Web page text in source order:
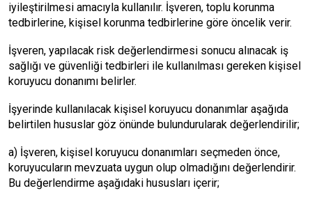
iyileştirilmesi amacıyla kullanılır. İşveren, toplu korunma
tedbirlerine, kişisel korunma tedbirlerine göre öncelik verir.
İşveren, yapılacak risk değerlendirmesi sonucu alınacak iş
sağlığı ve güvenliği tedbirleri ile kullanılması gereken kişisel
koruyucu donanımı belirler.
İşyerinde kullanılacak kişisel koruyucu donanımlar aşağıda
belirtilen hususlar göz önünde bulundurularak değerlendirilir;
a) İşveren, kişisel koruyucu donanımları seçmeden önce,
koruyucuların mevzuata uygun olup olmadığını değerlendirir.
Bu değerlendirme aşağıdaki hususları içerir;